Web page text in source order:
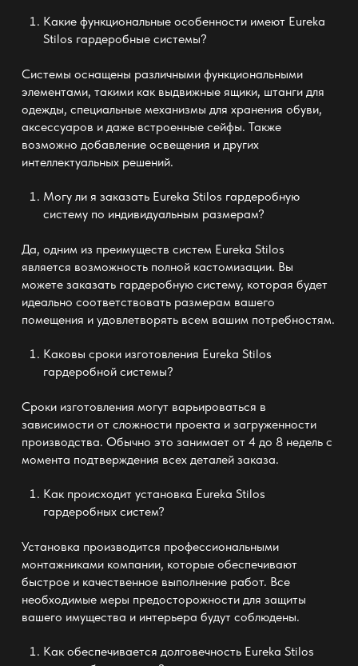
Какие функциональные особенности имеют Eureka
Stilos гардеробные системы?
Системы оснащены различными функциональными
элементами, такими как выдвижные ящики, штанги для
одежды, специальные механизмы для хранения обуви,
аксессуаров и даже встроенные сейфы. Также
возможно добавление освещения и других
интеллектуальных решений.
Могу ли я заказать Eureka Stilos гардеробную
системупо индивидуальным размерам?
Да, одним из преимуществ систем Eureka Stilos
является возможность полной кастомизации. Вы
можете заказать гардеробную систему, которая будет
идеально соответствовать размерам вашего
помещения и удовлетворять всем вашим потребностям.
Каковы сроки изготовления Eureka Stilos
гардеробной системы?
Сроки изготовления могут варьироваться в
зависимости от сложности проекта и загруженности
производства. Обычно это занимает от 4 до 8 недель с
момента подтверждения всех деталей заказа.
Как происходит установка Eureka Stilos
гардеробных систем?
Установка производится профессиональными
монтажниками компании, которые обеспечивают
быстрое и качественное выполнение работ. Все
необходимые меры предосторожности для защиты
вашего имущества и интерьера будут соблюдены.
Как обеспечивается долговечность Eureka Stilos